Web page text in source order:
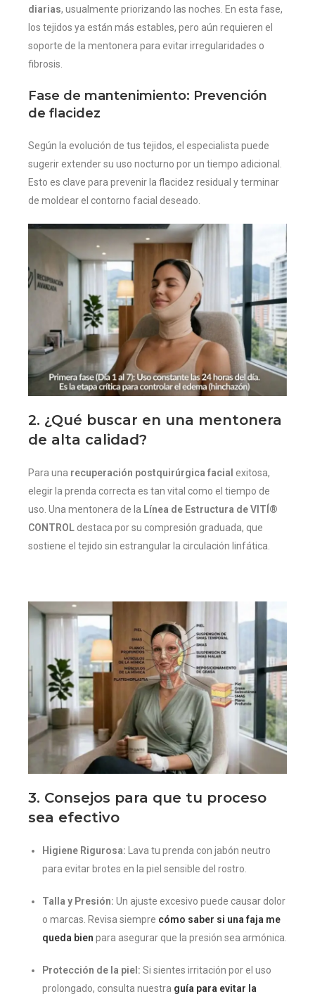
diarias, usualmente priorizando las noches. En esta fase,
los tejidos ya están más estables, pero aún requieren el
soporte de la mentonera para evitar irregularidades o
fibrosis.
Fase de mantenimiento: Prevención
de flacidez
Según la evolución de tus tejidos, el especialista puede
sugerir extender su uso nocturno por un tiempo adicional.
Esto es clave para prevenir la flacidez residual y terminar
de moldear el contorno facial deseado.
2. ¿Qué buscar en una mentonera
de alta calidad?
Para una recuperación postquirúrgica facial exitosa,
elegir la prenda correcta es tan vital como el tiempo de
uso. Una mentonera de la Línea de Estructura de VITÍ®
CONTROL destaca por su compresión graduada, que
sostiene el tejido sin estrangular la circulación linfática.
3. Consejos para que tu proceso
sea efectivo
Higiene Rigurosa: Lava tu prenda con jabón neutro
para evitar brotes en la piel sensible del rostro.
Talla y Presión: Un ajuste excesivo puede causar dolor
o marcas. Revisa siempre cómo saber si una faja me
queda bien para asegurar que la presión sea armónica.
Protección de la piel: Si sientes irritación por el uso
prolongado, consulta nuestra guía para evitar la